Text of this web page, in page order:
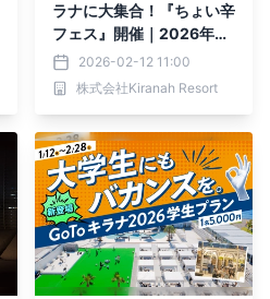
ラナに大集合！『ちょい辛
フェス』開催｜2026年2
月21日(土)・22日(日)
【キラナガーデン豊洲】
2026-02-12 11:00
株式会社Kiranah Resort